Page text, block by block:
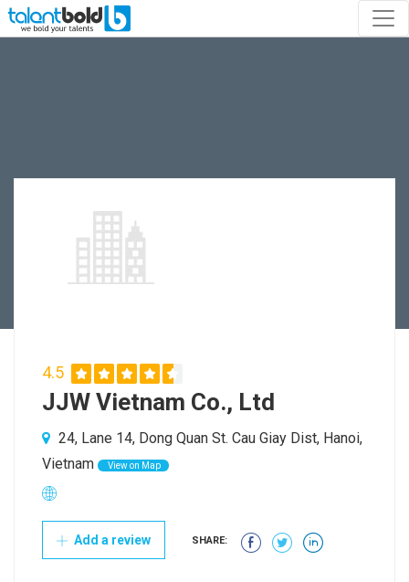
4.5
JJW Vietnam Co., Ltd
24, Lane 14, Dong Quan St. Cau Giay Dist, Hanoi,
Vietnam
View on Map
Add a review SHARE: